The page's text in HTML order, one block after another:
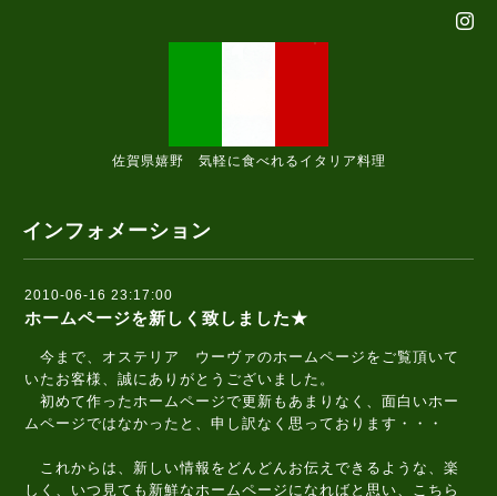
佐賀県嬉野 気軽に食べれるイタリア料理
インフォメーション
2010-06-16 23:17:00
ホームページを新しく致しました★
今まで、オステリア ウーヴァのホームページをご覧頂いて
いたお客様、誠にありがとうございました。
初めて作ったホームページで更新もあまりなく、面白いホー
ムページではなかったと、申し訳なく思っております・・・
これからは、新しい情報をどんどんお伝えできるような、楽
しく、いつ見ても新鮮なホームページになればと思い、こちら